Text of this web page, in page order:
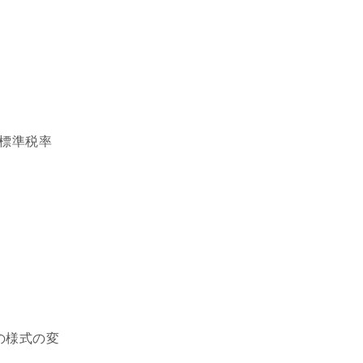
準税率
様式の変